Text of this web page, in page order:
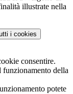
illustrate nella
i cookies
consentire.
funzionamento della
potete